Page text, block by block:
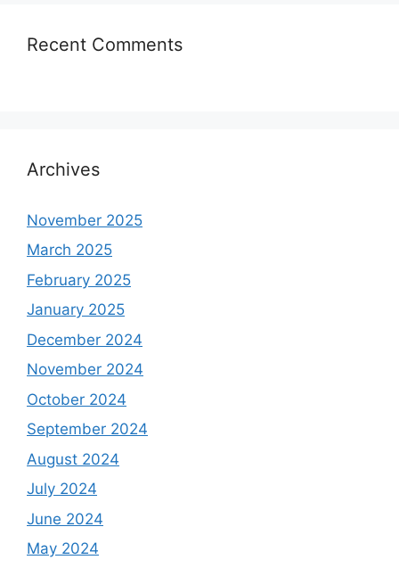
Recent Comments
Archives
November 2025
March 2025
February 2025
January 2025
December 2024
November 2024
October 2024
September 2024
August 2024
July 2024
June 2024
May 2024